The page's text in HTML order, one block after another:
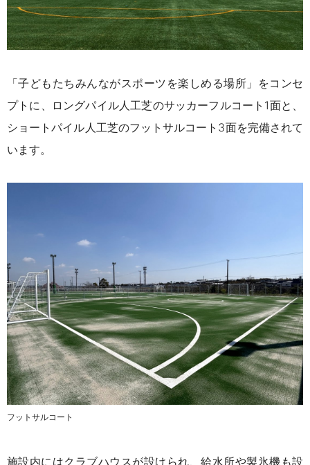
「子どもたちみんながスポーツを楽しめる場所」をコンセ
プトに、ロングパイル人工芝のサッカーフルコート1面と、
ショートパイル人工芝のフットサルコート3面を完備されて
います。
フットサルコート
施設内にはクラブハウスが設けられ、給水所や製氷機も設